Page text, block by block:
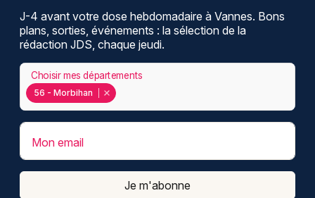
J-4 avant votre dose hebdomadaire à Vannes. Bons
plans, sorties, événements : la sélection de la
rédaction JDS, chaque jeudi.
56 - Morbihan
Choisir mes départements
Mon email
Je m'abonne